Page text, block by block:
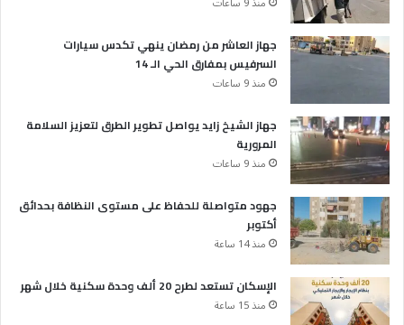
جهاز العاشر من رمضان ينهي تكدس سيارات
السرفيس بمفارق الحي الـ 14
منذ 9 ساعات
جهاز الشيخ زايد يواصل تطوير الطرق لتعزيز السلامة
المرورية
منذ 9 ساعات
جهود متواصلة للحفاظ على مستوى النظافة بحدائق
أكتوبر
منذ 14 ساعة
الإسكان تستعد لطرح 20 ألف وحدة سكنية خلال شهر
منذ 15 ساعة